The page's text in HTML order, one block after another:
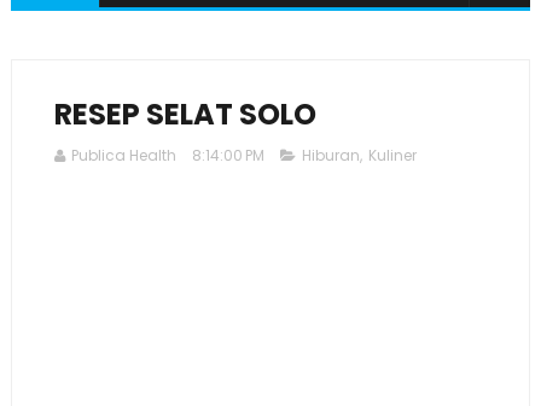
RESEP SELAT SOLO
Publica Health 8:14:00 PM Hiburan, Kuliner